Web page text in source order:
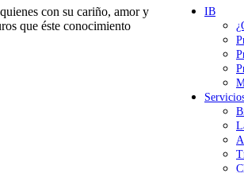
IB
con su cariño, amor y
que éste conocimiento